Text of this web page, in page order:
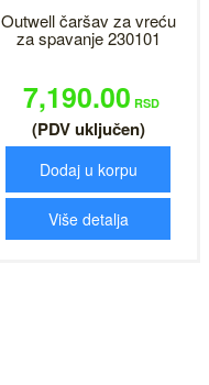
Outwell čaršav za vreću
za spavanje 230101
7,190.00 RSD
(PDV uključen)
Dodaj u korpu
Više detalja